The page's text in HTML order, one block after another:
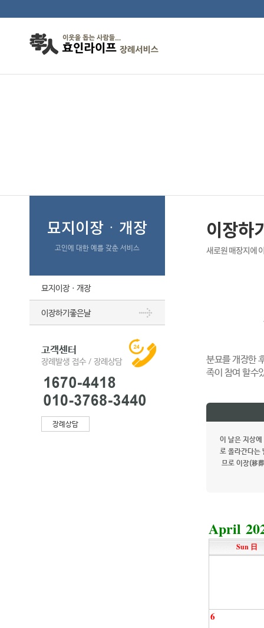
묘지이장ㆍ개장
고인에 대한 예를 갖춘 서비스
묘지이장ㆍ개장
이장하기좋은날
고객센터
장례상담
장례발생 접수 / 장례상담
이장하
새로원 매장지에
분묘를 개장한
족이 참여 할수
이 날은 지상
로 올라간다는
므로 이장(移
April
Sun 日
6